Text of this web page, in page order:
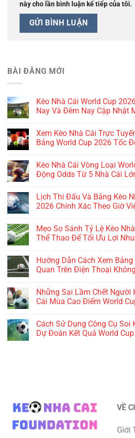
này cho lần bình luận kế tiếp của tôi.
BÀI ĐĂNG MỚI
Kèo Nhà Cái World Cup
Nay Và Đêm Nay Cập Nhật
Xem Kèo Nhà Cái Trực
Bảng World Cup 2026 Tốc
Kèo Nhà Cái Vòng Loại
Động Odds Từ 5 Nhà Cái
Lịch Thi Đấu Và Bảng Kèo
2026 Chính Xác Theo Giờ
Mẹo So Sánh Tỷ Lệ Kèo
Thể Thao Để Tối Ưu Lợi
Hướng Dẫn Cách Xem
Quan Trên Điện Thoại
Những Sai Lầm Chết Người
Cái Mùa Cao Điểm World
Cách Sử Dụng Công Cụ Soi
Dự Đoán Kết Quả World Cup
VỀ
Giới